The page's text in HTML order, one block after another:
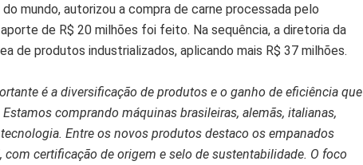
mundo, autorizou a compra de carne processada pelo
de R$ 20 milhões foi feito. Na sequência, a diretoria da
de produtos industrializados, aplicando mais R$ 37 milhões.
é a diversificação de produtos e o ganho de eficiência que
comprando máquinas brasileiras, alemãs, italianas,
Entre os novos produtos destaco os empanados
certificação de origem e selo de sustentabilidade. O foco